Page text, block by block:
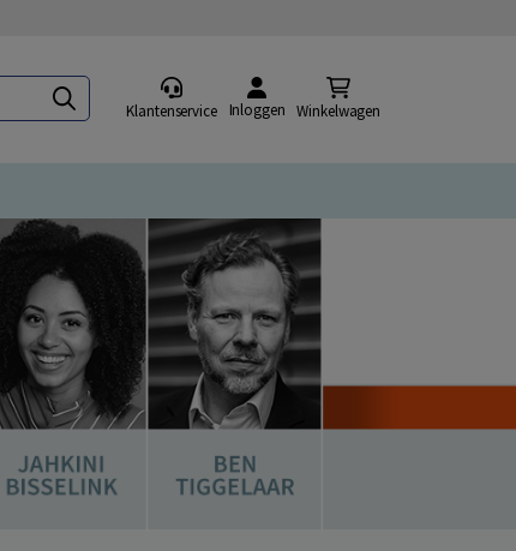
Klantenservice Inloggen Winkelwagen